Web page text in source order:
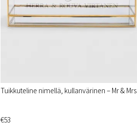
Tuikkuteline nimellä, kullanvärinen – Mr & Mrs
€53